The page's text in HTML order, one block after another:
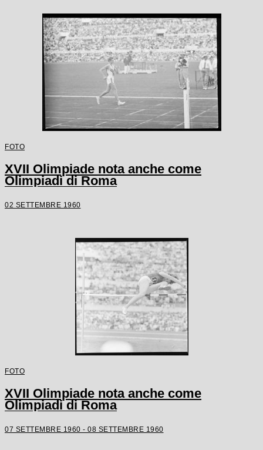
FOTO
XVII Olimpiade nota anche come
Olimpiadi di Roma
02 SETTEMBRE 1960
FOTO
XVII Olimpiade nota anche come
Olimpiadi di Roma
07 SETTEMBRE 1960 - 08 SETTEMBRE 1960